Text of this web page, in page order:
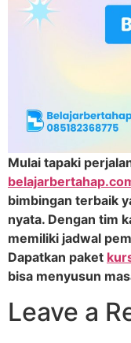
Mulai tapaki
bimbingan terbaik
nyata. Dengan tim
memiliki jadwal
Dapatkan paket
bisa menyusun
Leave a